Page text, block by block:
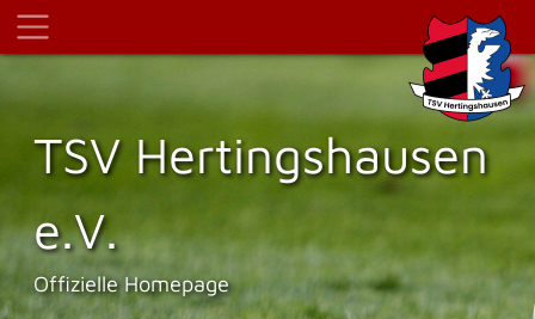
TSV Hertings­hausen
e.V.
Offizielle Homepage